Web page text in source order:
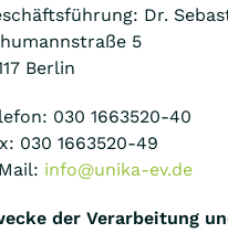
Dr.
5
Berlin
030 1663520-40
030 1663520-49
info@unika-ev.de
der Verarbeitung